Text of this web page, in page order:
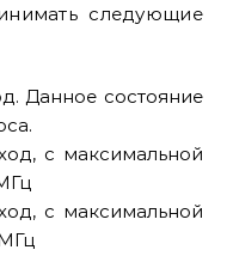
следующие
Данное состояние
с максимальной
с максимальной